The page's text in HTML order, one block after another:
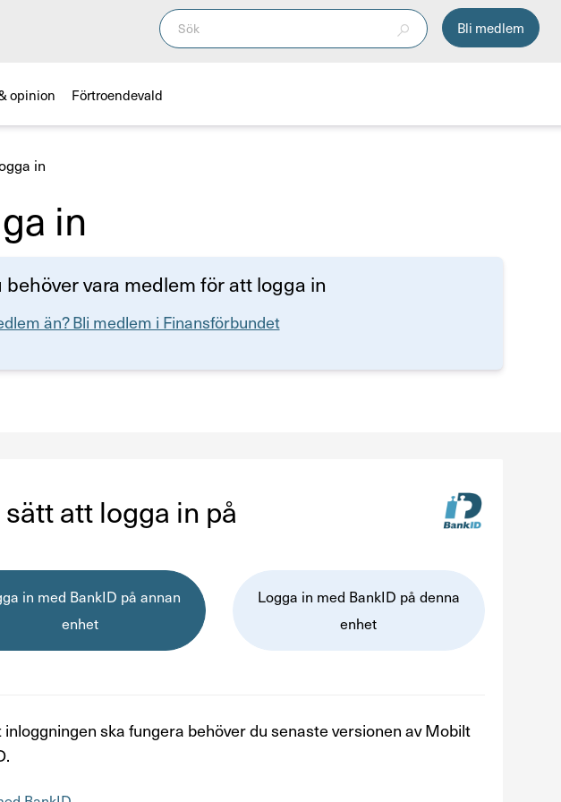
Bli medlem
opinion Förtroendevald
in
in
behöver vara medlem för att logga in
än? Bli medlem i Finansförbundet
sätt att logga in på
in med BankID på annan
enhet
Logga in med BankID på denna
enhet
inloggningen ska fungera behöver du senaste versionen av Mobilt